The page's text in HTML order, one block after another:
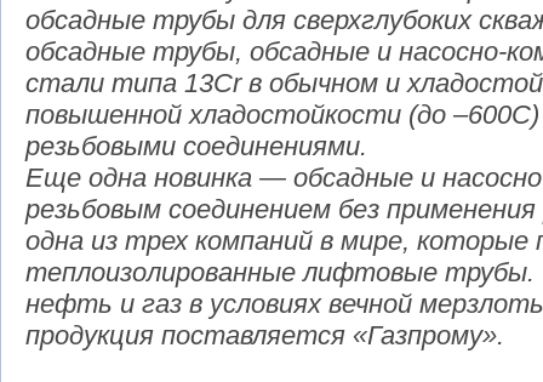
обсадные трубы для сверхглубоких
обсадные трубы, обсадные и насосно-
стали типа 13Cr в обычном и
повышенной хладостойкости (до
резьбовыми соединениями.
Еще одна новинка — обсадные и
резьбовым соединением без
одна из трех компаний в мире, которые
теплоизолированные лифтовые
нефть и газ в условиях вечной
продукция поставляется «Газпрому».